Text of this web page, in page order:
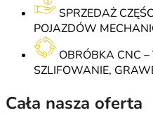
SPRZEDAŻ
POJAZDÓW
OBRÓBKA CNC –
SZLIFOWANIE,
Cała nasza oferta